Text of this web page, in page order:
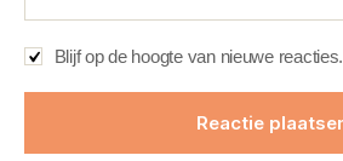
Blijf op de hoogte van nieuwe reacties.